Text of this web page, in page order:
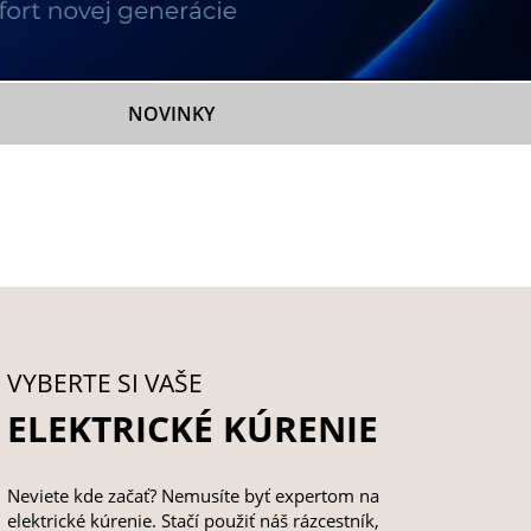
NOVINKY
VYBERTE SI VAŠE
ELEKTRICKÉ KÚRENIE
Neviete kde začať? Nemusíte byť expertom na
elektrické kúrenie. Stačí použiť náš rázcestník,